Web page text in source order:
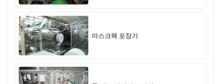
마스크팩 포장기